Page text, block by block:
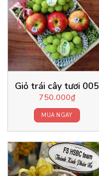
Giỏ trái cây tươi 005
750.000₫
MUA NGAY